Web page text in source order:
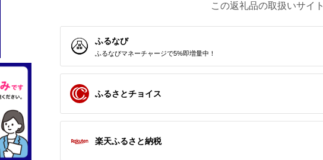
この返礼品の取扱いサイト
ふるなび
ふるなびマネーチャージで5%即増量中！
ふるさとチョイス
楽天ふるさと納税